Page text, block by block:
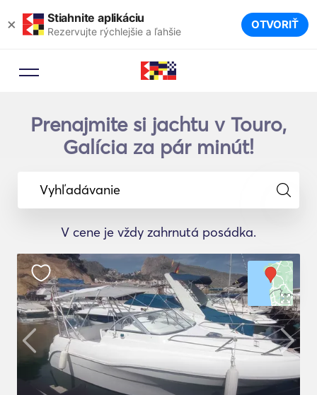
× Stiahnite aplikáciu
Rezervujte rýchlejšie a ľahšie OTVORIŤ
Prenajmite si jachtu v Touro,
Galícia za pár minút!
Vyhľadávanie
V cene je vždy zahrnutá posádka.